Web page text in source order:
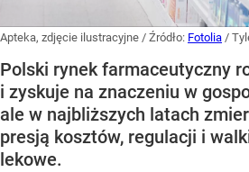
Apteka, zdjęcie ilustracyjne / Źródło: Fotolia /
Polski rynek farmaceutyczny
i zyskuje na znaczeniu w
ale w najbliższych latach
presją kosztów, regulacji i
lekowe.